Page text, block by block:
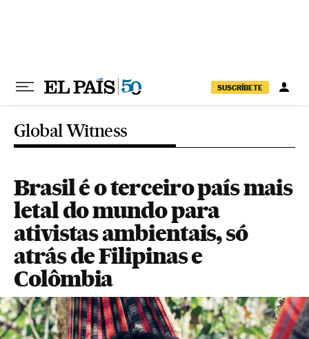
SUSCRÍBETE
Global Witness
Brasil é o terceiro país mais
letal do mundo para
ativistas ambientais, só
atrás de Filipinas e
Colômbia